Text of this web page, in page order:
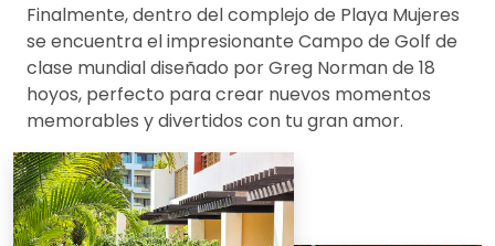
Finalmente, dentro del complejo de Playa Mujeres
se encuentra el impresionante Campo de Golf de
clase mundial diseñado por Greg Norman de 18
hoyos, perfecto para crear nuevos momentos
memorables y divertidos con tu gran amor.